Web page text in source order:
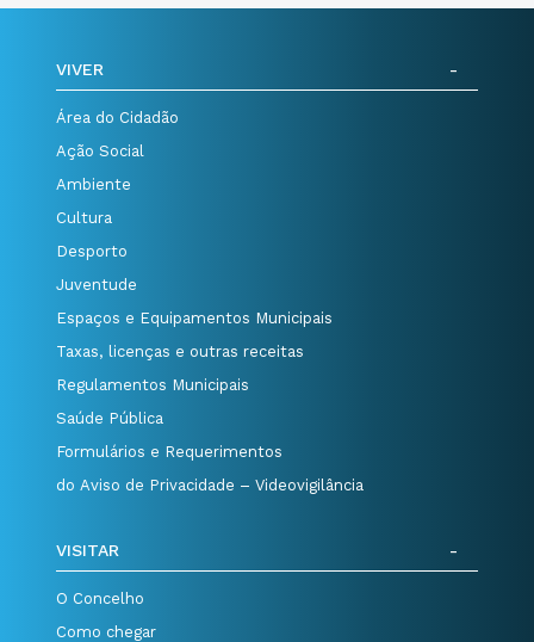
VIVER
Área do Cidadão
Ação Social
Ambiente
Cultura
Desporto
Juventude
Espaços e Equipamentos Municipais
Taxas, licenças e outras receitas
Regulamentos Municipais
Saúde Pública
Formulários e Requerimentos
do Aviso de Privacidade – Videovigilância
VISITAR
O Concelho
Como chegar